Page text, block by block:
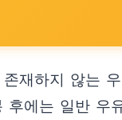
재하지 않는
에는 일반